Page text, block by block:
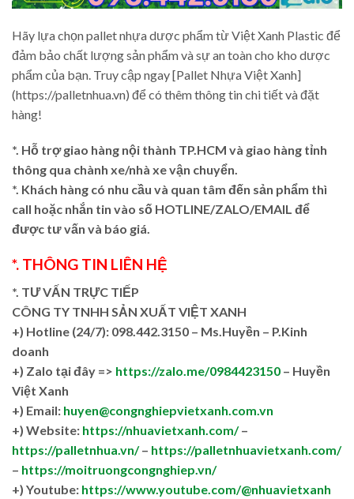
Hãy lựa chọn pallet nhựa dược phẩm từ Việt Xanh Plastic để
đảm bảo chất lượng sản phẩm và sự an toàn cho kho dược
phẩm của bạn. Truy cập ngay [Pallet Nhựa Việt Xanh]
(https://palletnhua.vn) để có thêm thông tin chi tiết và đặt
hàng!
*. Hỗ trợ giao hàng nội thành TP.HCM và giao hàng tỉnh
thông qua chành xe/nhà xe vận chuyển.
*. Khách hàng có nhu cầu và quan tâm đến sản phẩm thì
call hoặc nhắn tin vào số HOTLINE/ZALO/EMAIL để
được tư vấn và báo giá.
*. THÔNG TIN LIÊN HỆ
*. TƯ VẤN TRỰC TIẾP
CÔNG TY TNHH SẢN XUẤT VIỆT XANH
+) Hotline (24/7): 098.442.3150 – Ms.Huyền – P.Kinh
doanh
+) Zalo tại đây => https://zalo.me/0984423150 – Huyền
Việt Xanh
+) Email: huyen@congnghiepvietxanh.com.vn
+) Website: https://nhuavietxanh.com/–
https://palletnhua.vn/– https://palletnhuavietxanh.com/
– https://moitruongcongnghiep.vn/
+) Youtube: https://www.youtube.com/@nhuavietxanh